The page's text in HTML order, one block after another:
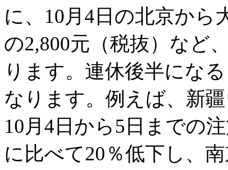
に、10月4日の北京から
の2,800元（税抜）など
ります。連休後半にな
なります。例えば、新
10月4日から5日までの
に比べて20％低下し、